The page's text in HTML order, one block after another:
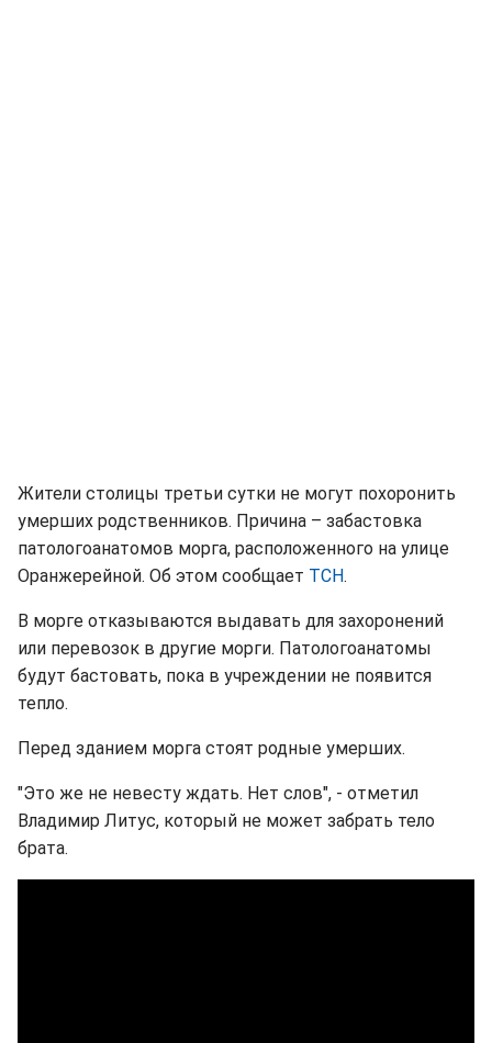
Жители столицы третьи сутки не могут похоронить
умерших родственников. Причина – забастовка
патологоанатомов морга, расположенного на улице
Оранжерейной. Об этом сообщает ТСН.
В морге отказываются выдавать для захоронений
или перевозок в другие морги. Патологоанатомы
будут бастовать, пока в учреждении не появится
тепло.
Перед зданием морга стоят родные умерших.
"Это же не невесту ждать. Нет слов", - отметил
Владимир Литус, который не может забрать тело
брата.